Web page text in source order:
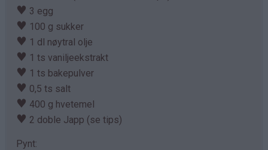
♥ 3 egg
♥ 100 g sukker
♥ 1 dl nøytral olje
♥ 1 ts vaniljeekstrakt
♥ 1 ts bakepulver
♥ 0,5 ts salt
♥ 400 g hvetemel
♥ 2 doble Japp (se tips)
Pynt: